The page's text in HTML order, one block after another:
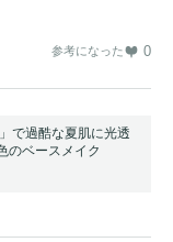
参考になった 0
で過酷な夏肌に光透
のベースメイク